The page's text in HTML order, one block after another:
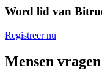
Word lid van
Registreer nu
Mensen